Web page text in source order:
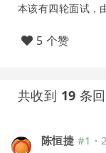
本该有四轮面试，
5 个赞
共收到 19 条
陈恒捷 #1 ·